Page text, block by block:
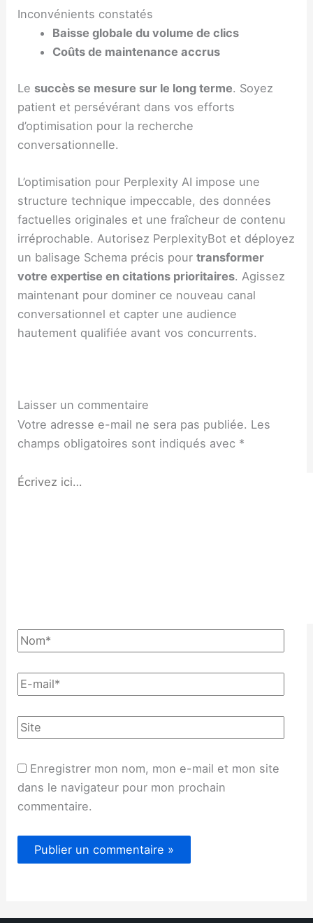
Inconvénients constatés
Baisse globale du volume de clics
Coûts de maintenance accrus
Le succès se mesure sur le long terme. Soyez
patient et persévérant dans vos efforts
d’optimisation pour la recherche
conversationnelle.
L’optimisation pour Perplexity AI impose une
structure technique impeccable, des données
factuelles originales et une fraîcheur de contenu
irréprochable. Autorisez PerplexityBot et déployez
un balisage Schema précis pourtransformer
votre expertise en citations prioritaires. Agissez
maintenant pour dominer ce nouveau canal
conversationnel et capter une audience
hautement qualifiée avant vos concurrents.
Laisser un commentaire
Votre adresse e-mail ne sera pas publiée. Les
champs obligatoires sont indiqués avec *
Enregistrer mon nom, mon e-mail et mon site
dans le navigateur pour mon prochain
commentaire.